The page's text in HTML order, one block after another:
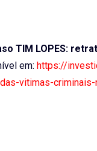
TIM LOPES:
em: https://
vitimas-